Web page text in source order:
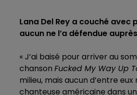
Lana Del Rey a couché avec
aucun ne l’a défendue
« J’ai baisé pour arriver au
chanson Fucked My Way Up
milieu, mais aucun d’entre
chanteuse américaine dans